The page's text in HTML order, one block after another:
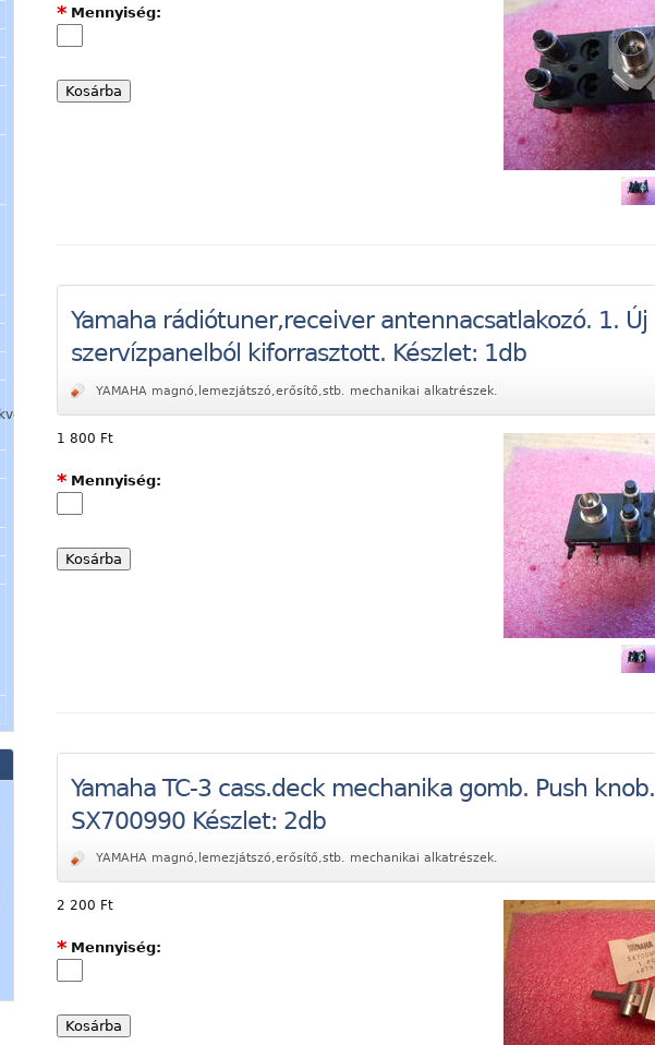
Mennyiség:
*
Yamaha rádiótuner,receiver antennacsatlakozó. 1. Új
szervízpanelból kiforrasztott. Készlet: 1db
YAMAHA magnó,lemezjátszó,erősítő,stb. mechanikai alkatrészek.
1 800 Ft
Mennyiség:
*
Yamaha TC-3 cass.deck mechanika gomb. Push knob.
SX700990 Készlet: 2db
YAMAHA magnó,lemezjátszó,erősítő,stb. mechanikai alkatrészek.
2 200 Ft
Mennyiség:
*